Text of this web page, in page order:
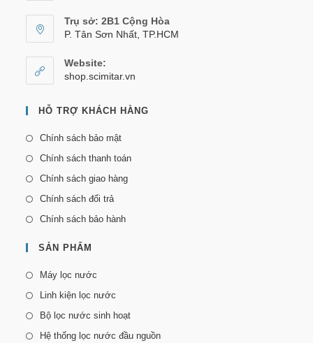
Trụ sở: 2B1 Cộng Hòa
P. Tân Sơn Nhất, TP.HCM
Website:
shop.scimitar.vn
HỖ TRỢ KHÁCH HÀNG
Chính sách bảo mật
Chính sách thanh toán
Chính sách giao hàng
Chính sách đổi trả
Chính sách bảo hành
SẢN PHẨM
Máy lọc nước
Linh kiện lọc nước
Bộ lọc nước sinh hoạt
Hệ thống lọc nước đầu nguồn